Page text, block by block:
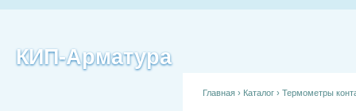
КИП-Арматура
Главная › Каталог › Термометры